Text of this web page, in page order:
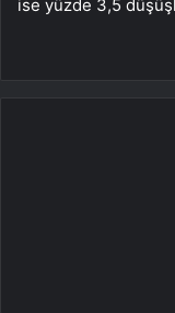
ise yüzde 3,5